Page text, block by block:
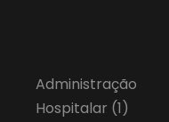
Administração
Hospitalar (1)